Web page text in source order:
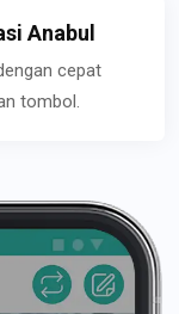
Anabul
cepat
tombol.